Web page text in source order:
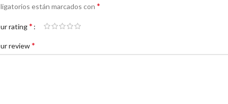
están marcados con *
rating*
review*